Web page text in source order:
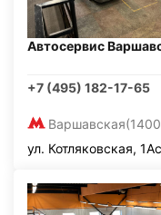
Автосервис
+7 (495) 182-17-65
Варшавская
ул. Котляковская,